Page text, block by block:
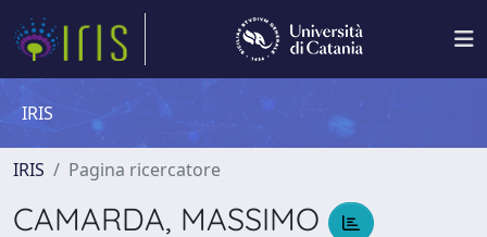
IRIS
IRIS Pagina ricercatore
CAMARDA, MASSIMO